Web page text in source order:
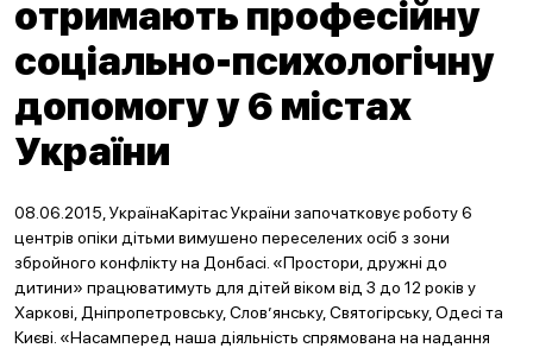
отримають професійну
соціально-психологічну
допомогу у 6 містах
України
08.06.2015, УкраїнаКарітас України започатковує роботу 6
центрів опіки дітьми вимушено переселених осіб з зони
збройного конфлікту на Донбасі. «Простори, дружні до
дитини» працюватимуть для дітей віком від 3 до 12 років у
Харкові, Дніпропетровську, Слов’янську, Святогірську, Одесі та
Києві. «Насамперед наша діяльність спрямована на надання